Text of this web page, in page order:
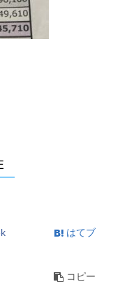
はてブ
コピー